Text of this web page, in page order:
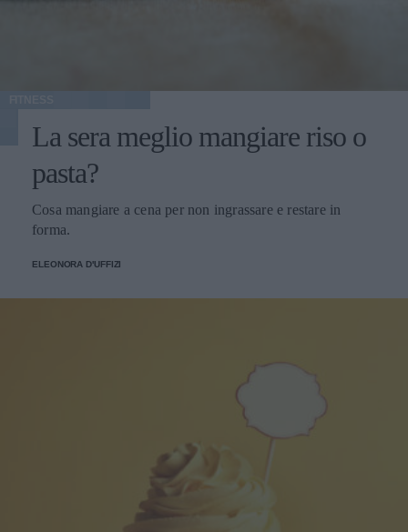
La sera meglio mangiare riso o
pasta?
Cosa mangiare a cena per non ingrassare e restare in
forma.
ELEONORA D'UFFIZI